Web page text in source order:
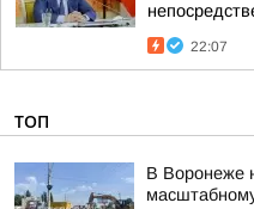
22:07
ТОП
В Воронеже